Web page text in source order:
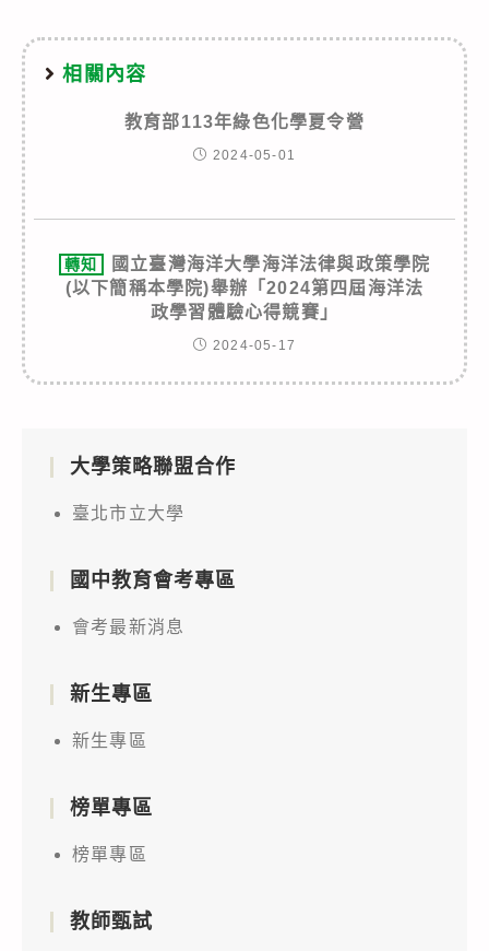
相關內容
教育部113年綠色化學夏令營
2024-05-01
轉知
國立臺灣海洋大學海洋法律與政策學院
(以下簡稱本學院)舉辦「2024第四屆海洋法
政學習體驗心得競賽」
2024-05-17
大學策略聯盟合作
臺北市立大學
國中教育會考專區
會考最新消息
新生專區
新生專區
榜單專區
榜單專區
教師甄試